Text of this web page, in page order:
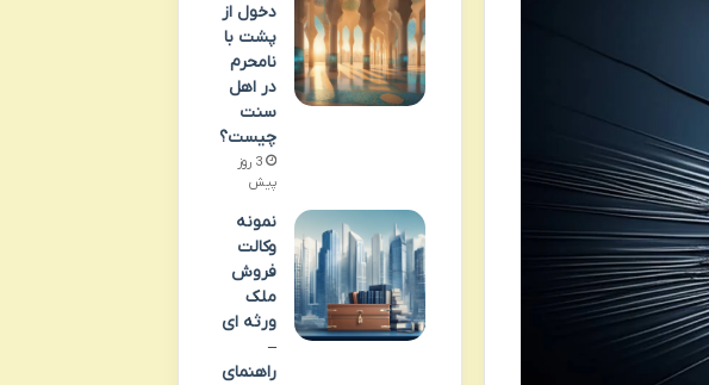
دخول از
پشت با
نامحرم
در اهل
سنت
چیست؟
3 روز
پیش
نمونه
وکالت
فروش
ملک
ورثه ای
–
راهنمای